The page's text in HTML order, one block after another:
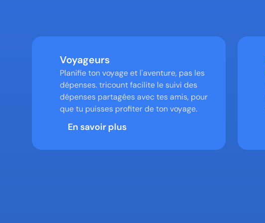
Voyageurs
Planifie ton voyage et l'aventure, pas les
dépenses. tricount facilite le suivi des
dépenses partagées avec tes amis, pour
que tu puisses profiter de ton voyage.
En savoir plus